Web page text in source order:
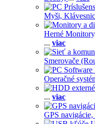
Myši,
Herné
... viac
Smerovače
Operačné
... viac
GPS navigácie,